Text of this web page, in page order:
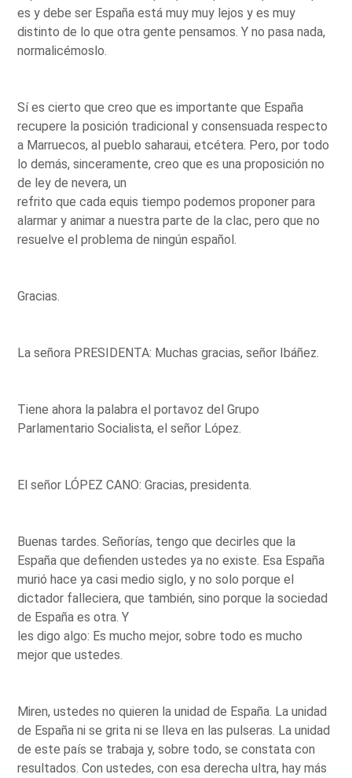
es y debe ser España está muy muy lejos y es muy
distinto de lo que otra gente pensamos. Y no pasa nada,
normalicémoslo.
Sí es cierto que creo que es importante que España
recupere la posición tradicional y consensuada respecto
a Marruecos, al pueblo saharaui, etcétera. Pero, por todo
lo demás, sinceramente, creo que es una proposición no
de ley de nevera, un
refrito que cada equis tiempo podemos proponer para
alarmar y animar a nuestra parte de la clac, pero que no
resuelve el problema de ningún español.
Gracias.
La señora PRESIDENTA: Muchas gracias, señor Ibáñez.
Tiene ahora la palabra el portavoz del Grupo
Parlamentario Socialista, el señor López.
El señor LÓPEZ CANO: Gracias, presidenta.
Buenas tardes. Señorías, tengo que decirles que la
España que defienden ustedes ya no existe. Esa España
murió hace ya casi medio siglo, y no solo porque el
dictador falleciera, que también, sino porque la sociedad
de España es otra. Y
les digo algo: Es mucho mejor, sobre todo es mucho
mejor que ustedes.
Miren, ustedes no quieren la unidad de España. La unidad
de España ni se grita ni se lleva en las pulseras. La unidad
de este país se trabaja y, sobre todo, se constata con
resultados. Con ustedes, con esa derecha ultra, hay más